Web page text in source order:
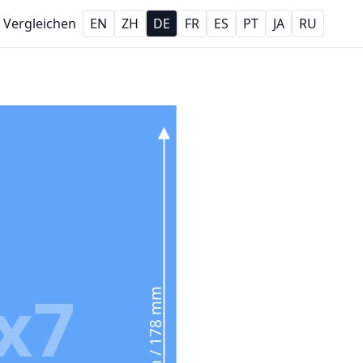
Vergleichen EN ZH DE FR ES PT JA RU
7 in / 178 mm